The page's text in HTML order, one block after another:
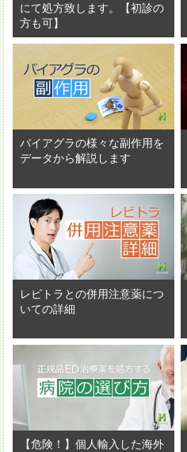
にて処方致します。【初診の
方も可】
バイアグラの様々な副作用を
データから解説します
レビトラとの併用注意薬につ
いての詳細
【危険！】個人輸入した海外